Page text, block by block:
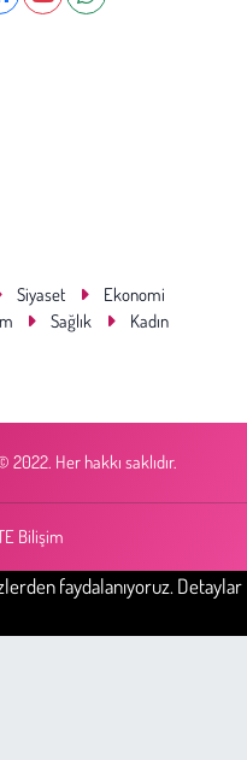
Siyaset
Ekonomi
Sağlık
Kadın
2022. Her hakkı saklıdır.
Bilişim
faydalanıyoruz. Detaylar